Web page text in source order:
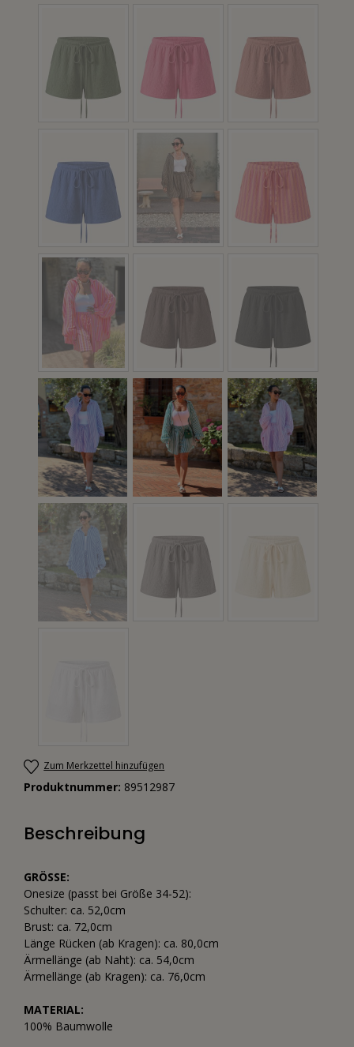
Zum Merkzettel hinzufügen
Produktnummer: 89512987
Beschreibung
GRÖSSE:
Onesize (passt bei Größe 34-52):
Schulter: ca. 52,0cm
Brust: ca. 72,0cm
Länge Rücken (ab Kragen): ca. 80,0cm
Ärmellänge (ab Naht): ca. 54,0cm
Ärmellänge (ab Kragen): ca. 76,0cm
MATERIAL:
100% Baumwolle